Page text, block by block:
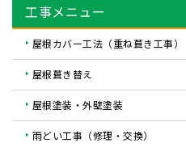
工事メニュー
屋根カバー工法（重ね葺き工事）
屋根葺き替え
屋根塗装・外壁塗装
雨どい工事（修理・交換）